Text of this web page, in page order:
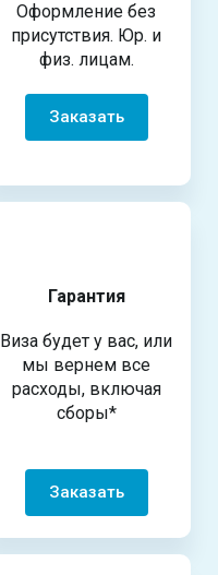
Оформление без
присутствия. Юр. и
физ. лицам.
Заказать
Гарантия
Виза будет у вас, или
мы вернем все
расходы, включая
сборы*
Заказать